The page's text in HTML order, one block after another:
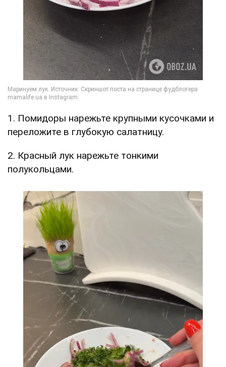
1. Помидоры нарежьте крупными кусочками и
переложите в глубокую салатницу.
2. Красный лук нарежьте тонкими
полукольцами.